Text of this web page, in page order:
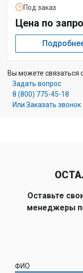
Под заказ
Цена по
Вы можете
Задать вопрос
8 (800) 775-45-18
Или Заказать звонок
Оставьте
менеджеры
ФИО